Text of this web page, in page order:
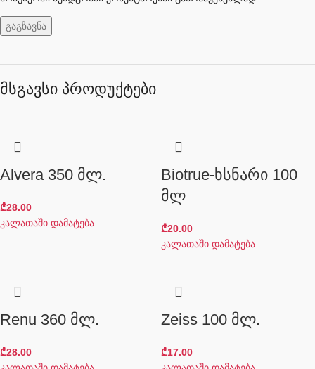
მსგავსი პროდუქტები
Alvera 350 მლ.
₾28.00
კალათაში დამატება
Biotrue-ხსნარი 100
მლ
₾20.00
კალათაში დამატება
Renu 360 მლ.
₾28.00
Zeiss 100 მლ.
₾17.00